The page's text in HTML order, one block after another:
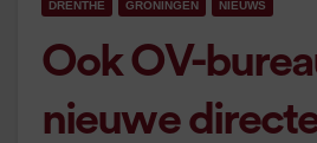
DRENTHE GRONINGEN NIEUWS
Ook OV-
nieuwe